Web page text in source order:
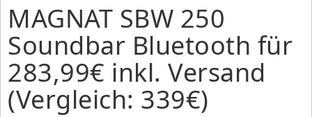
MAGNAT SBW 250
Soundbar Bluetooth für
283,99€ inkl. Versand
(Vergleich: 339€)